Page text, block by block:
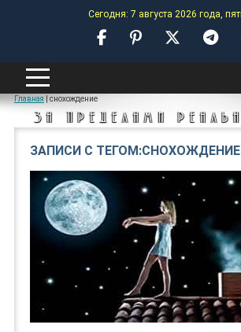
Сегодня: 7 августа 2026 года,
ANOMALY-
ЗА ПРЕДЕЛАМИ
Главная снохождение
ЗАПИСИ С ТЕГОМ:СНОХОЖДЕНИЕ